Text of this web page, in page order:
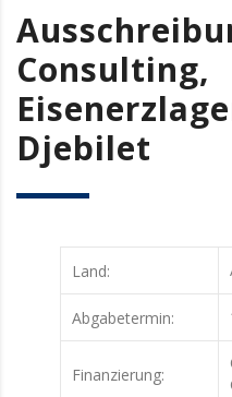
Consulting,
Djebilet
Land:
Abgabetermin:
Finanzierung: